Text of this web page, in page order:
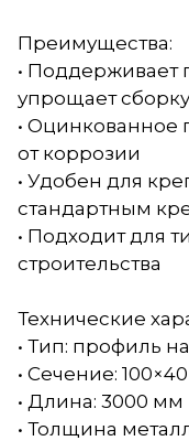
Преимущества:
• Поддерживает
упрощает сборку
• Оцинкованное
от коррозии
• Удобен для
стандартным
• Подходит для
строительства
Технические
• Тип: профиль
• Сечение:
• Длина: 3000 мм
• Толщина